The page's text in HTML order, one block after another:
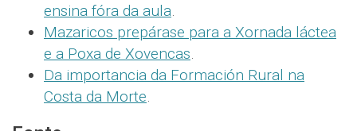
ensina fóra da aula
Mazaricos prepárase para a Xornada láctea
e a Poxa de Xovencas
Da importancia da Formación Rural na
Costa da Morte